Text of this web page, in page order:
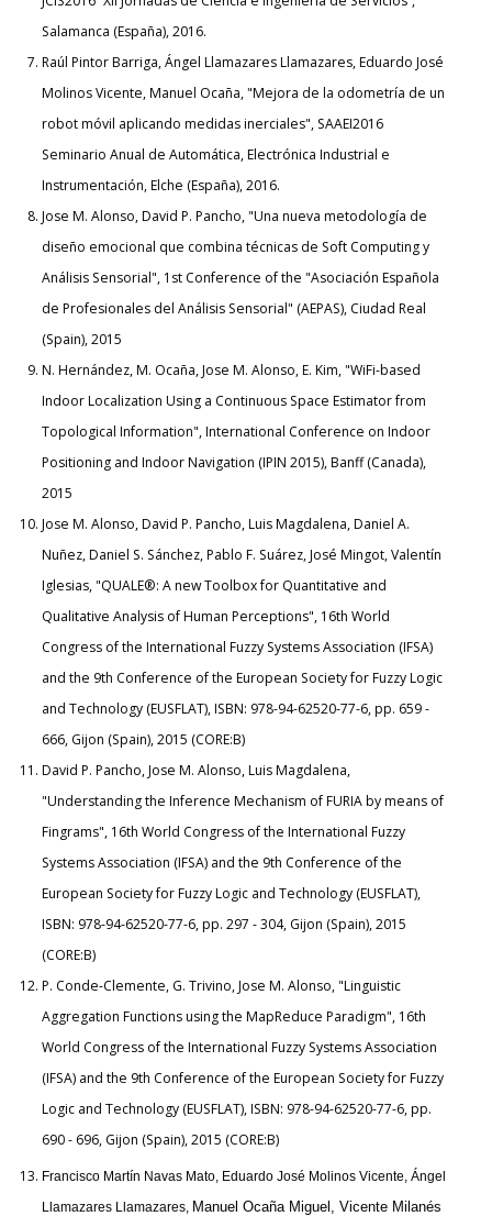
Salamanca (España),2016.
Raúl Pintor Barriga, Ángel Llamazares Llamazares, Eduardo José
Molinos Vicente,Manuel Ocaña, "Mejora de la odometría de un
robot móvil aplicando medidas inerciales", SAAEI2016
Seminario Anual de Automática, Electrónica Industrial e
Instrumentación, Elche (España),2016.
Jose M. Alonso, David P. Pancho, "Una nueva metodología de
diseño emocional que combina técnicas de Soft Computing y
Análisis Sensorial", 1st Conference of the "Asociación Española
de Profesionales del Análisis Sensorial" (AEPAS), Ciudad Real
(Spain), 2015
N. Hernández, M. Ocaña, Jose M. Alonso, E. Kim, "WiFi-based
Indoor Localization Using a Continuous Space Estimator from
Topological Information", International Conference on Indoor
Positioning and Indoor Navigation (IPIN 2015), Banff (Canada),
2015
Jose M. Alonso, David P. Pancho, Luis Magdalena, Daniel A.
Nuñez, Daniel S. Sánchez, Pablo F. Suárez, José Mingot, Valentín
Iglesias, "QUALE®: A new Toolbox for Quantitative and
Qualitative Analysis of Human Perceptions", 16th World
Congress of the International Fuzzy Systems Association (IFSA)
and the 9th Conference of the European Society for Fuzzy Logic
and Technology (EUSFLAT), ISBN: 978-94-62520-77-6, pp. 659 -
666, Gijon (Spain), 2015 (CORE:B)
David P. Pancho, Jose M. Alonso, Luis Magdalena,
"Understanding the Inference Mechanism of FURIA by means of
Fingrams", 16th World Congress of the International Fuzzy
Systems Association (IFSA) and the 9th Conference of the
European Society for Fuzzy Logic and Technology (EUSFLAT),
ISBN: 978-94-62520-77-6, pp. 297 - 304, Gijon (Spain), 2015
(CORE:B)
P. Conde-Clemente, G. Trivino, Jose M. Alonso, "Linguistic
Aggregation Functions using the MapReduce Paradigm", 16th
World Congress of the International Fuzzy Systems Association
(IFSA) and the 9th Conference of the European Society for Fuzzy
Logic and Technology (EUSFLAT), ISBN: 978-94-62520-77-6, pp.
690 - 696, Gijon (Spain), 2015 (CORE:B)
Francisco Martín Navas Mato, Eduardo José Molinos Vicente, Ángel
Llamazares Llamazares, Manuel Ocaña Miguel , Vicente Milanés